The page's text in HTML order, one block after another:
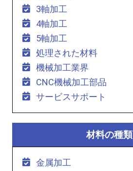
3軸加工
4軸加工
5軸加工
処理された材料
機械加工業界
CNC機械加工部品
サービスサポート
材料の種類
金属加工